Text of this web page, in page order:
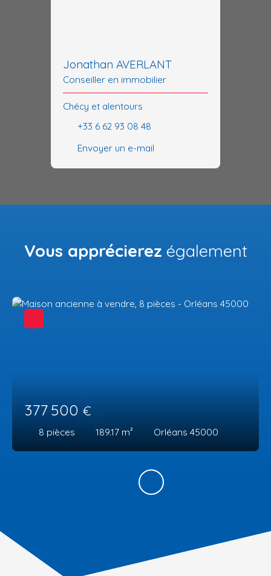
Jonathan AVERLANT
Conseiller en immobilier
Chécy et alentours
+33 6 62 93 08 48
Envoyer un e-mail
Vous apprécierez également
377 500 €
8 pièces 189.17 m² Orléans 45000